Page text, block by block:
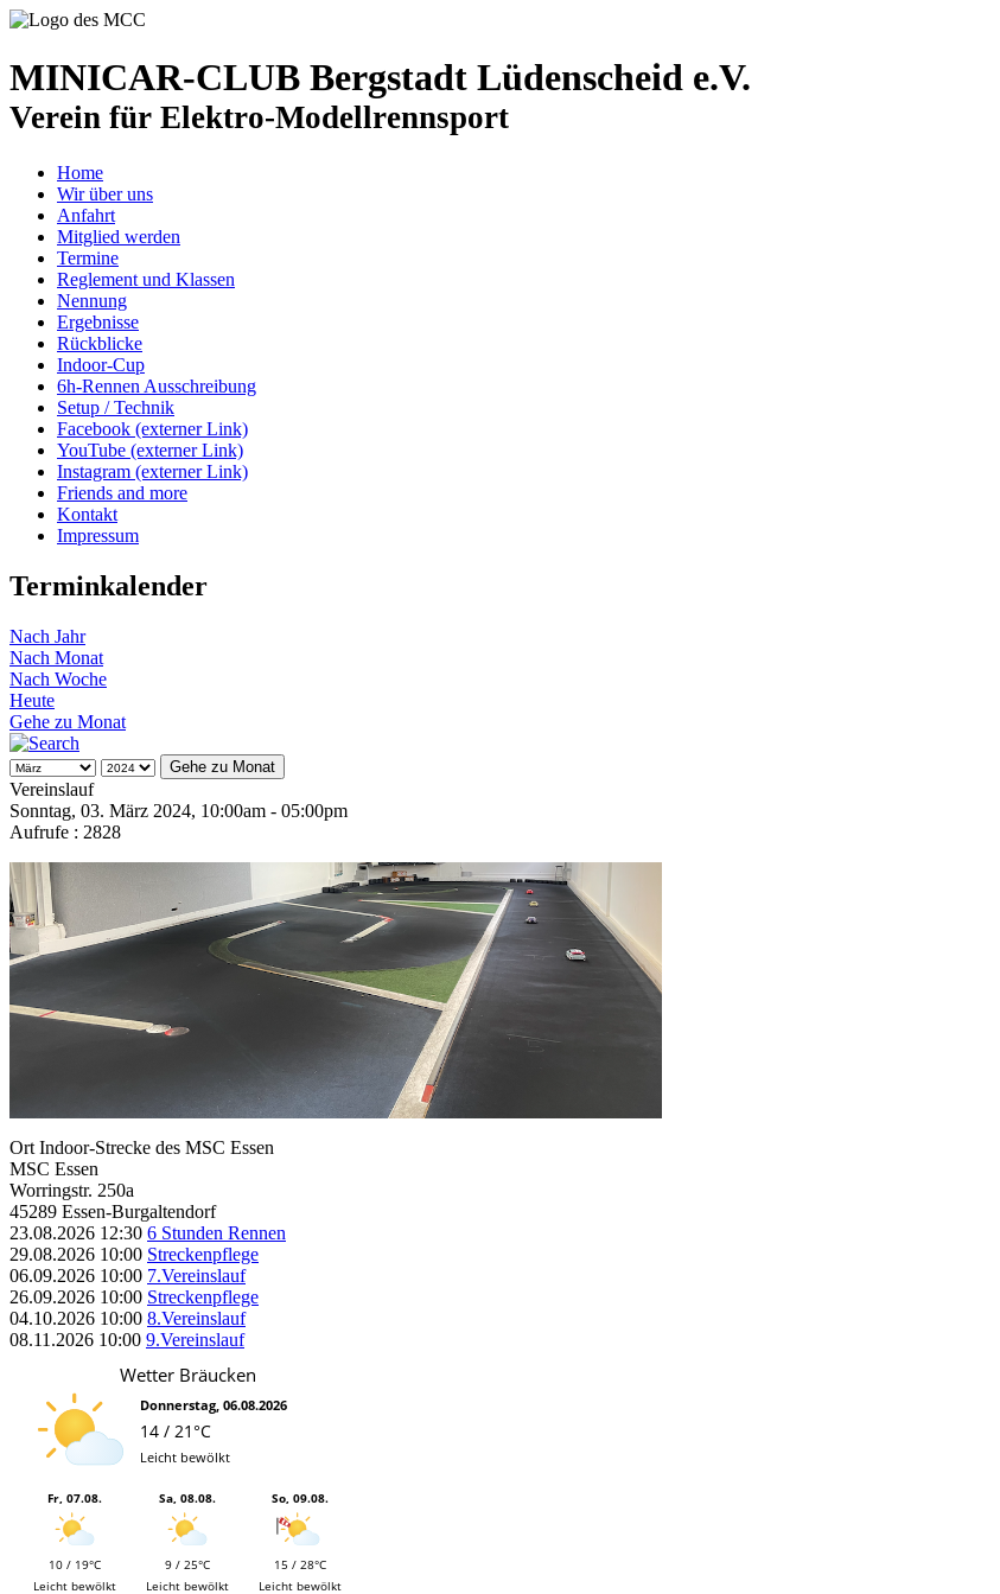
MINICAR-CLUB Bergstadt Lüdenscheid e.V.
Verein für Elektro-Modellrennsport
Home
Wir über uns
Anfahrt
Mitglied werden
Termine
Reglement und Klassen
Nennung
Ergebnisse
Rückblicke
Indoor-Cup
6h-Rennen Ausschreibung
Setup / Technik
Facebook (externer Link)
YouTube (externer Link)
Instagram (externer Link)
Friends and more
Kontakt
Impressum
Terminkalender
Nach Jahr
Nach Monat
Nach Woche
Heute
Gehe zu Monat
Gehe zu Monat
Vereinslauf
Sonntag, 03. März 2024, 10:00am - 05:00pm
Aufrufe : 2828
Ort Indoor-Strecke des MSC Essen
MSC Essen
Worringstr. 250a
45289 Essen-Burgaltendorf
23.08.2026 12:30 6 Stunden Rennen
29.08.2026 10:00 Streckenpflege
06.09.2026 10:00 7.Vereinslauf
26.09.2026 10:00 Streckenpflege
04.10.2026 10:00 8.Vereinslauf
08.11.2026 10:00 9.Vereinslauf
Wetter Bräucken
Donnerstag, 06.08.2026
14 / 21°C
Leicht bewölkt
Fr, 07.08.
10 / 19°C
Leicht bewölkt
Sa, 08.08.
9 / 25°C
Leicht bewölkt
So, 09.08.
15 / 28°C
Leicht bewölkt